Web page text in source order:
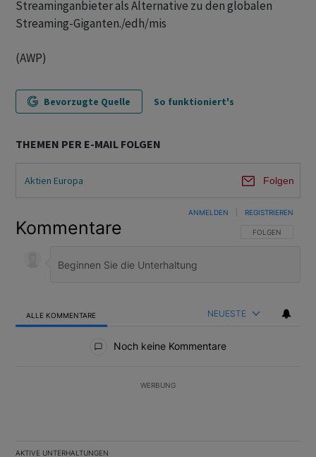
Streaminganbieter als Alternative zu den globalen
Streaming-Giganten./edh/mis
(AWP)
Bevorzugte Quelle So funktioniert's
THEMEN PER E-MAIL FOLGEN
Aktien Europa Folgen
Kommentare FOLGE DIESER
FOLGEN
ANMELDEN REGISTRIEREN
ALLE KOMMENTARE NEUESTE
Noch keine Kommentare
WERBUNG
AKTIVE UNTERHALTUNGEN